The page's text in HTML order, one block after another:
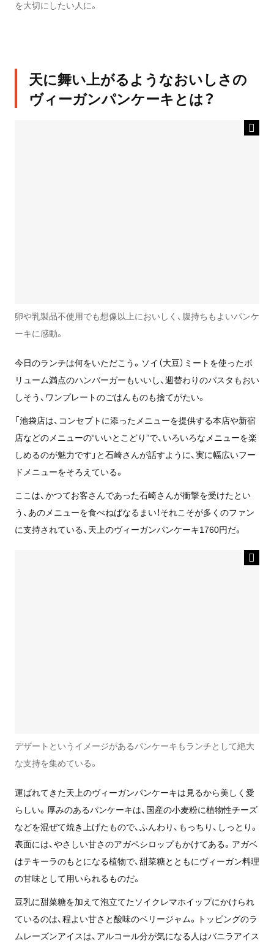
を大切にしたい人に。
天に舞い上がるようなおいしさの
ヴィーガンパンケーキとは？
卵や乳製品不使用でも想像以上においしく、腹持ちもよいパンケ
ーキに感動。
今日のランチは何をいただこう。ソイ（大豆）ミートを使ったボ
リューム満点のハンバーガーもいいし、週替わりのパスタもおい
しそう、ワンプレートのごはんものも捨てがたい。
「池袋店は、コンセプトに添ったメニューを提供する本店や新宿
店などのメニューの“いいとこどり”で、いろいろなメニューを楽
しめるのが魅力です」と石崎さんが話すように、実に幅広いフー
ドメニューをそろえている。
ここは、かつてお客さんであった石崎さんが衝撃を受けたとい
う、あのメニューを食べねばなるまい！それこそが多くのファン
に支持されている、天上のヴィーガンパンケーキ1760円だ。
デザートというイメージがあるパンケーキもランチとして絶大
な支持を集めている。
運ばれてきた天上のヴィーガンパンケーキは見るから美しく愛
らしい。厚みのあるパンケーキは、国産の小麦粉に植物性チーズ
などを混ぜて焼き上げたもので、ふんわり、もっちり、しっとり。
表面には、やさしい甘さのアガペシロップもかけてある。アガベ
はテキーラのもとになる植物で、甜菜糖とともにヴィーガン料理
の甘味として用いられるものだ。
豆乳に甜菜糖を加えて泡立てたソイクレマホイップにかけられ
ているのは、程よい甘さと酸味のベリージャム。トッピングのラ
ムレーズンアイスは、アルコール分が気になる人はバニラアイス